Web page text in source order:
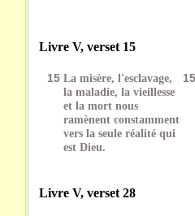
Livre V, verset 15
15 La misère, l'esclavage,
la maladie, la vieillesse
et la mort nous
ramènent constamment
vers la seule réalité qui
est Dieu.
Livre V, verset 28